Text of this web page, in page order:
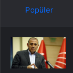
Popüler